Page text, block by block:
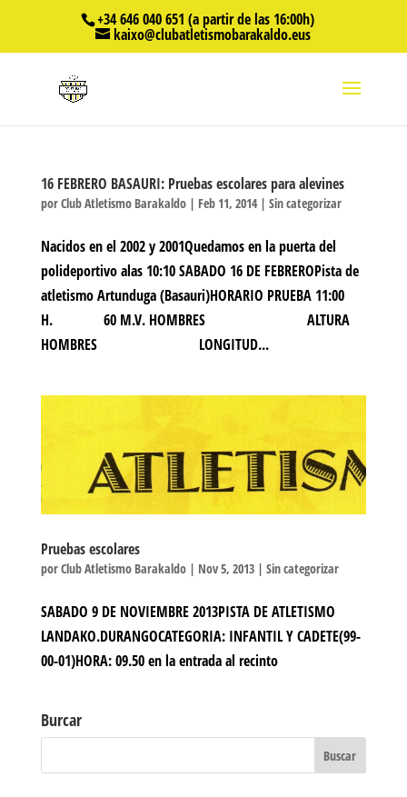
+34 646 040 651 (a partir de las 16:00h)
kaixo@clubatletismobarakaldo.eus
16 FEBRERO BASAURI: Pruebas escolares para alevines
porClub Atletismo Barakaldo| Feb 11, 2014| Sin categorizar
Nacidos en el 2002 y 2001Quedamos en la puerta del
polideportivo alas 10:10 SABADO 16 DE FEBREROPista de
atletismo Artunduga (Basauri)HORARIO PRUEBA 11:00
H. 60 M.V. HOMBRES ALTURA
HOMBRES LONGITUD...
Pruebas escolares
porClub Atletismo Barakaldo| Nov 5, 2013| Sin categorizar
SABADO 9 DE NOVIEMBRE 2013PISTA DE ATLETISMO
LANDAKO.DURANGOCATEGORIA: INFANTIL Y CADETE(99-
00-01)HORA: 09.50 en la entrada al recinto
Burcar